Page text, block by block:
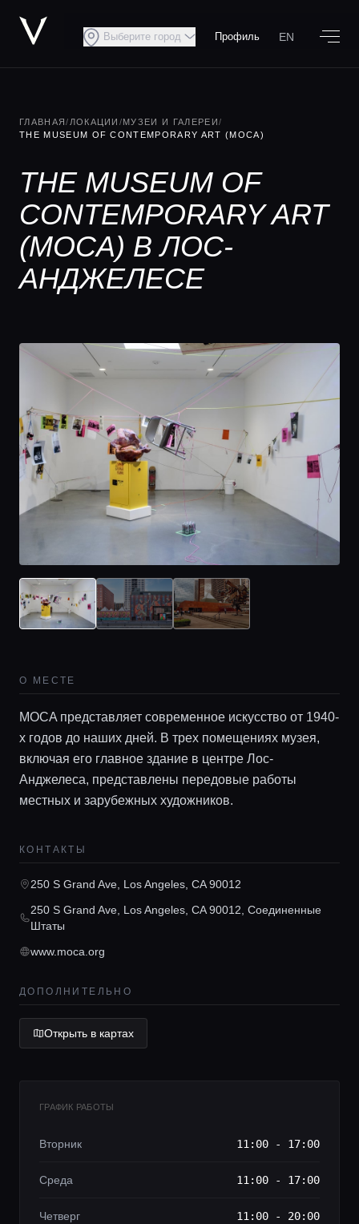
Локации
Гиды
Консьерж сервис
Lifestyle журнал
Выберите город Профиль EN
ГЛАВНАЯ/ ЛОКАЦИИ /МУЗЕИ И ГАЛЕРЕИ/
THE MUSEUM OF CONTEMPORARY ART (MOCA)
THE MUSEUM OF
CONTEMPORARY ART
(MOCA) В ЛОС-
АНДЖЕЛЕСЕ
О МЕСТЕ
MOCA представляет современное искусство от 1940-
х годов до наших дней. В трех помещениях музея,
включая его главное здание в центре Лос-
Анджелеса, представлены передовые работы
местных и зарубежных художников.
КОНТАКТЫ
250 S Grand Ave, Los Angeles, CA 90012
250 S Grand Ave, Los Angeles, CA 90012, Соединенные
Штаты
www.moca.org
ДОПОЛНИТЕЛЬНО
Открыть в картах
ГРАФИК РАБОТЫ
Вторник 11:00 - 17:00
Среда 11:00 - 17:00
Четверг 11:00 - 20:00